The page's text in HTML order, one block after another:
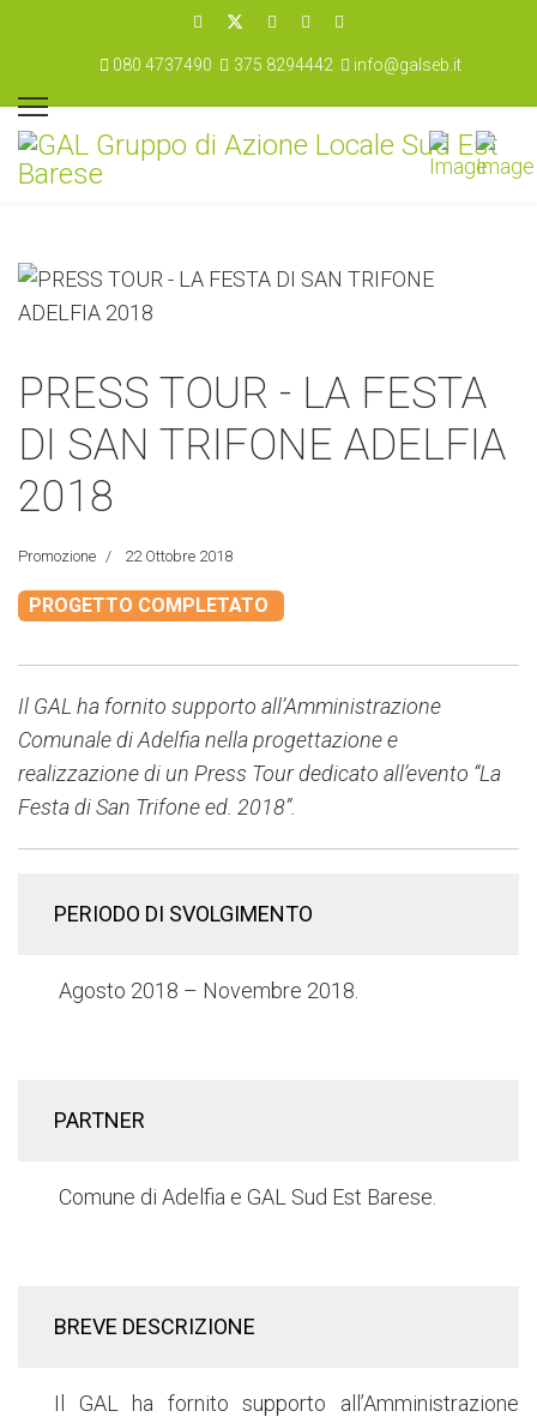
080 4737490 375 8294442 info@galseb.it
PRESS TOUR - LA FESTA
DI SAN TRIFONE ADELFIA
2018
Promozione 22 Ottobre 2018
PROGETTO COMPLETATO
Il GAL ha fornito supporto all’Amministrazione
Comunale di Adelfia nella progettazione e
realizzazione di un Press Tour dedicato all’evento “La
Festa di San Trifone ed. 2018”.
PERIODO DI SVOLGIMENTO
Agosto 2018 – Novembre 2018.
PARTNER
Comune di Adelfia e GAL Sud Est Barese.
BREVE DESCRIZIONE
Il GAL ha fornito supporto all’Amministrazione